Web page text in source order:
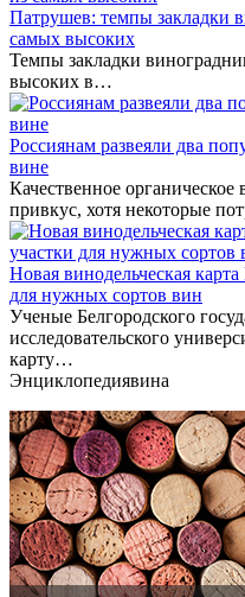
Патрушев: темпы закладки
самых высоких
Темпы закладки
высоких в…
Россиянам развеяли два
вине
Качественное
привкус, хотя некоторые
Новая винодельческая
для нужных сортов вин
Ученые Белгородского
исследовательского
карту…
Энциклопедиявина